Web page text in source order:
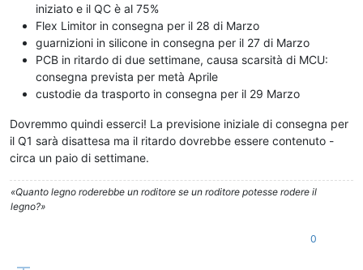
iniziato e il QC è al 75%
Flex Limitor in consegna per il 28 di Marzo
guarnizioni in silicone in consegna per il 27 di Marzo
PCB in ritardo di due settimane, causa scarsità di MCU:
consegna prevista per metà Aprile
custodie da trasporto in consegna per il 29 Marzo
Dovremmo quindi esserci! La previsione iniziale di consegna per
il Q1 sarà disattesa ma il ritardo dovrebbe essere contenuto -
circa un paio di settimane.
«Quanto legno roderebbe un roditore se un roditore potesse rodere il
legno?»
0